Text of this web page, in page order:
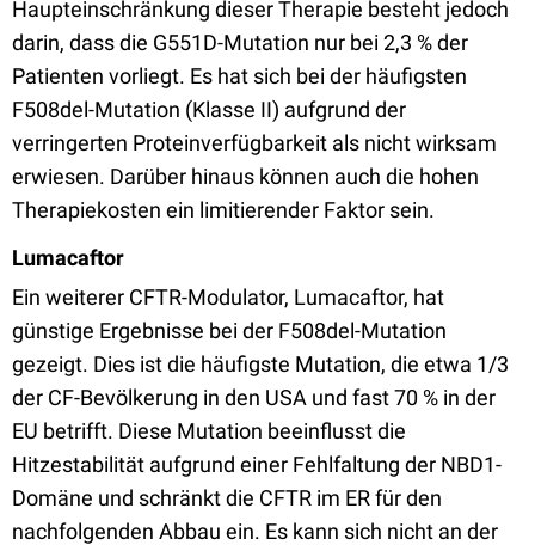
Haupteinschränkung dieser Therapie besteht jedoch
darin, dass die G551D-Mutation nur bei 2,3 % der
Patienten vorliegt. Es hat sich bei der häufigsten
F508del-Mutation (Klasse II) aufgrund der
verringerten Proteinverfügbarkeit als nicht wirksam
erwiesen. Darüber hinaus können auch die hohen
Therapiekosten ein limitierender Faktor sein.
Lumacaftor
Ein weiterer CFTR-Modulator, Lumacaftor, hat
günstige Ergebnisse bei der F508del-Mutation
gezeigt. Dies ist die häufigste Mutation, die etwa 1/3
der CF-Bevölkerung in den USA und fast 70 % in der
EU betrifft. Diese Mutation beeinflusst die
Hitzestabilität aufgrund einer Fehlfaltung der NBD1-
Domäne und schränkt die CFTR im ER für den
nachfolgenden Abbau ein. Es kann sich nicht an der